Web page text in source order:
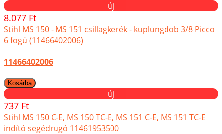
új
8.077 Ft
Stihl MS 150 - MS 151 csillagkerék - kuplungdob 3/8 Picco
6 fogú (11466402006)
11466402006
új
737 Ft
Stihl MS 150 C-E, MS 150 TC-E, MS 151 C-E, MS 151 TC-E
indító segédrugó 11461953500